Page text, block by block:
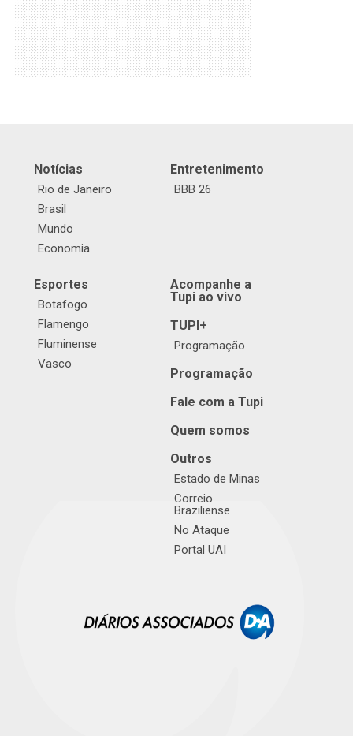
Notícias
Rio de Janeiro
Brasil
Mundo
Economia
Entretenimento
BBB 26
Esportes
Botafogo
Flamengo
Fluminense
Vasco
Acompanhe a
Tupi ao vivo
TUPI+
Programação
Programação
Fale com a Tupi
Quem somos
Outros
Estado de Minas
Correio
Braziliense
No Ataque
Portal UAI